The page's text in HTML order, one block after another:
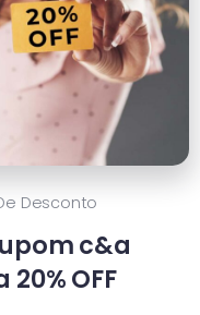
Desconto
c&a
OFF